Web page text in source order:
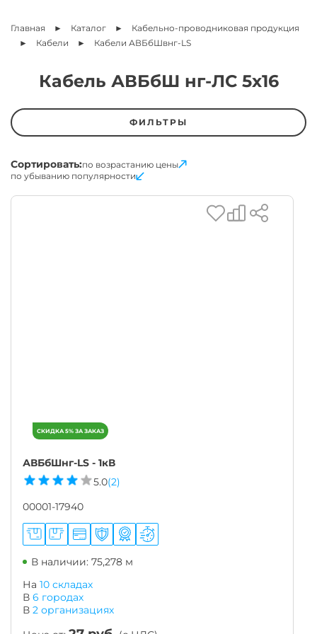
Главная Каталог
Кабельно-проводниковая продукция
Кабели
Кабели АВБбШвнг-LS
Кабель АВБбШ нг-ЛС 5х16
ФИЛЬТРЫ
Сортировать:по возрастанию цены
по убыванию популярности
АВБбШнг-LS - 1кВ
5.0(2)
00001-17940
В наличии: 75,278 м
На 10 складах
В 6 городах
В 2 организациях